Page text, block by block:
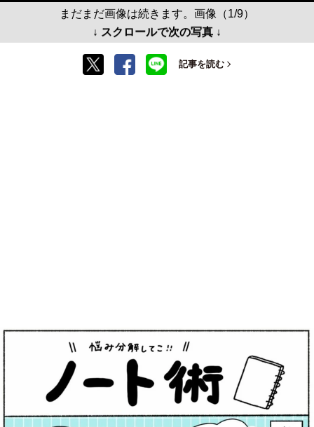
まだまだ画像は続きます。画像（1/9）
↓ スクロールで次の写真 ↓
記事を読む